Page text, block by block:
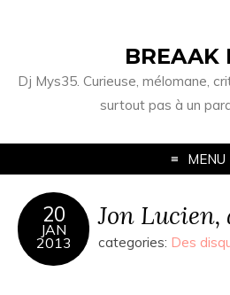
BREAAK
Dj Mys35. Curieuse, mélomane,
surtout pas à un
MENU
20
JAN
2013
Jon
categories: Des